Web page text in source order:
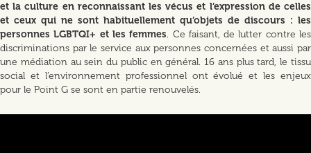
et la culture en reconnaissant les vécus et l’expression de celles
et ceux qui ne sont habituellement qu’objets de discours : les
personnes LGBTQI+ et les femmes. Ce faisant, de lutter contre les
discriminations par le service aux personnes concernées et aussi par
une médiation au sein du public en général. 16 ans plus tard, le tissu
social et l’environnement professionnel ont évolué et les enjeux
pour le Point G se sont en partie renouvelés.